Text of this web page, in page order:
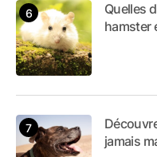
Quelles
hamster
jamais